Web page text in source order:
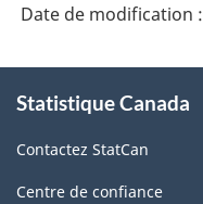
Date de modification :
propos
ce
site
Statistique Canada
Contactez StatCan
Centre de confiance